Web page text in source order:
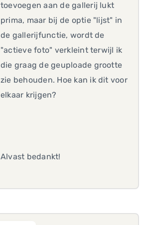
toevoegen aan de gallerij lukt
prima, maar bij de optie "lijst" in
de gallerijfunctie, wordt de
"actieve foto" verkleint terwijl ik
die graag de geuploade grootte
zie behouden. Hoe kan ik dit voor
elkaar krijgen?
Alvast bedankt!